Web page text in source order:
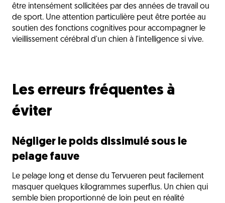
être intensément sollicitées par des années de travail ou
de sport. Une attention particulière peut être portée au
soutien des fonctions cognitives pour accompagner le
vieillissement cérébral d'un chien à l'intelligence si vive.
Les erreurs fréquentes à
éviter
Négliger le poids dissimulé sous le
pelage fauve
Le pelage long et dense du Tervueren peut facilement
masquer quelques kilogrammes superflus. Un chien qui
semble bien proportionné de loin peut en réalité